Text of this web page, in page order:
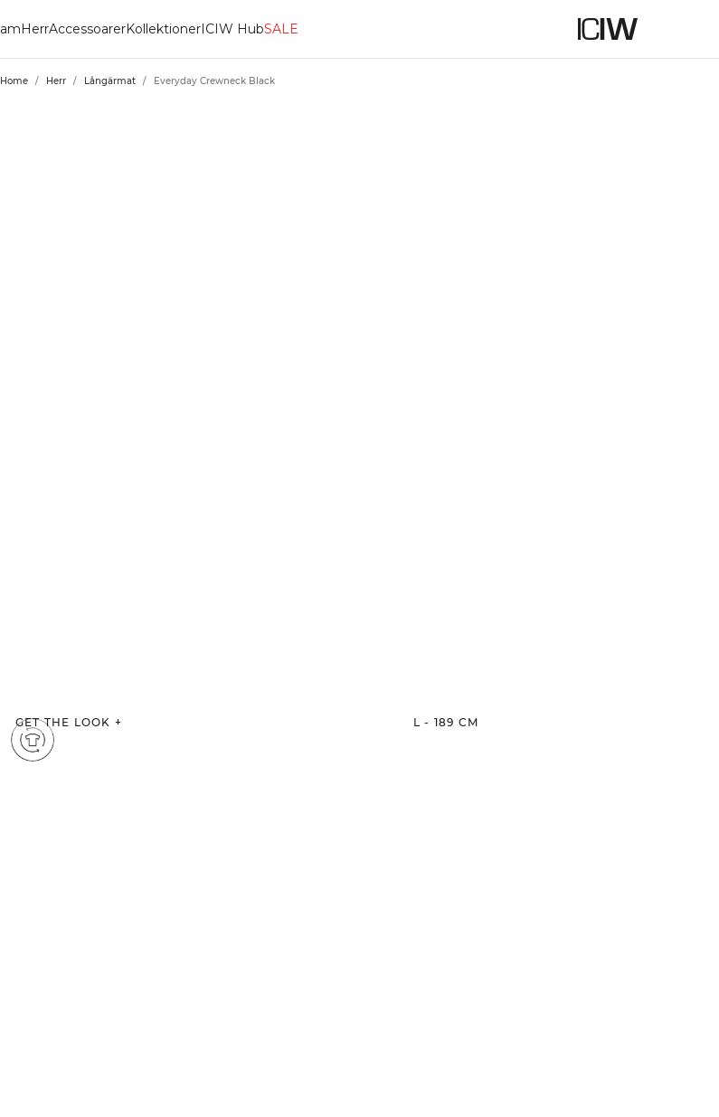
HerrAccessoarerKollektionerICIW HubSALE
Home / Herr / Långärmat / Everyday Crewneck Black
GET THE LOOK + L - 189 CM